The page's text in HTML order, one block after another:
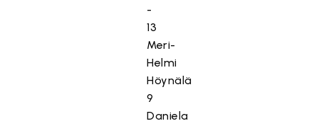
-
13
Meri-
Helmi
Höynälä
9
Daniela